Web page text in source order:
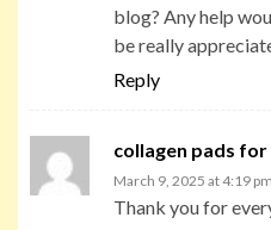
blog? Any help
be really
Reply
collagen pads
March 9, 2025 at 4:19 pm
Thank you for